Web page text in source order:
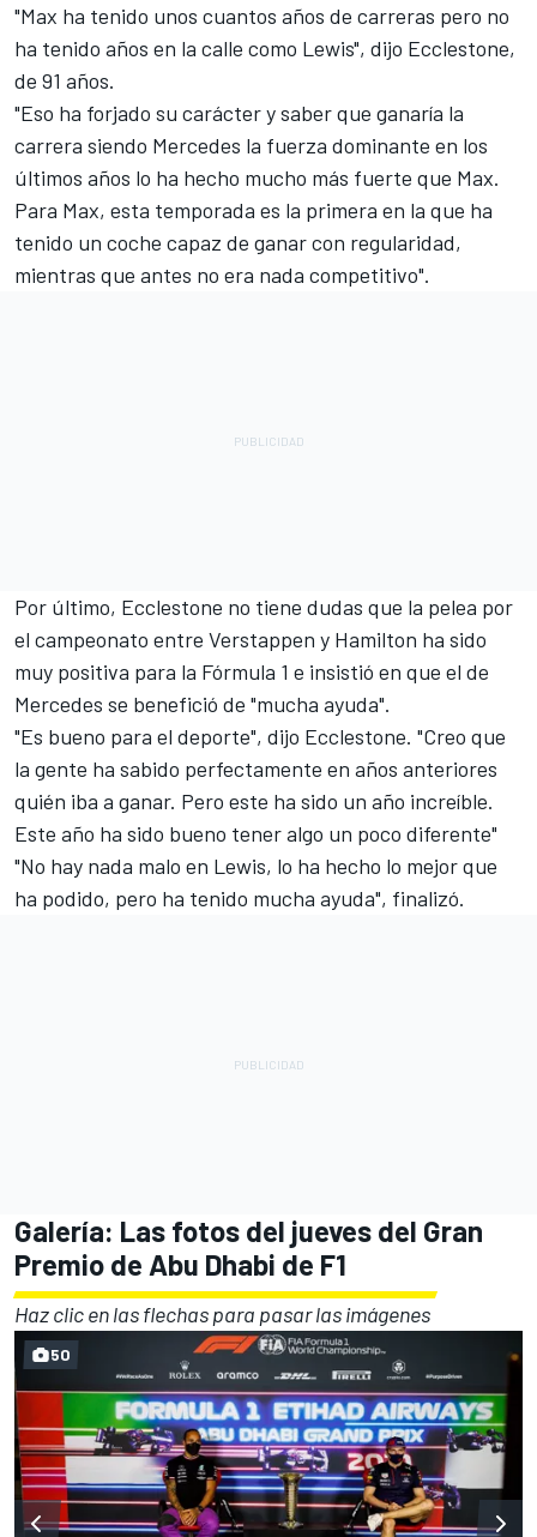
"Max ha tenido unos cuantos años de carreras pero no
ha tenido años en la calle como Lewis", dijo Ecclestone,
de 91 años.
"Eso ha forjado su carácter y saber que ganaría la
carrera siendo Mercedes la fuerza dominante en los
últimos años lo ha hecho mucho más fuerte que Max.
Para Max, esta temporada es la primera en la que ha
tenido un coche capaz de ganar con regularidad,
mientras que antes no era nada competitivo".
Por último, Ecclestone no tiene dudas que la pelea por
el campeonato entre Verstappen y Hamilton ha sido
muy positiva para la Fórmula 1 e insistió en que el de
Mercedes se benefició de "mucha ayuda".
"Es bueno para el deporte", dijo Ecclestone. "Creo que
la gente ha sabido perfectamente en años anteriores
quién iba a ganar. Pero este ha sido un año increíble.
Este año ha sido bueno tener algo un poco diferente"
"No hay nada malo en Lewis, lo ha hecho lo mejor que
ha podido, pero ha tenido mucha ayuda", finalizó.
Galería: Las fotos del jueves del Gran
Premio de Abu Dhabi de F1
Haz clic en las flechas para pasar las imágenes
50